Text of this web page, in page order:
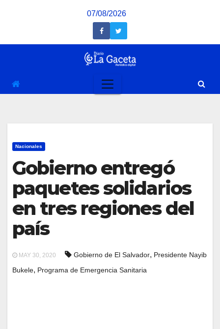
07/08/2026
Nacionales
Gobierno entregó
paquetes solidarios
en tres regiones del
país
MAY 30, 2020 Gobierno de El Salvador, Presidente Nayib
Bukele, Programa de Emergencia Sanitaria